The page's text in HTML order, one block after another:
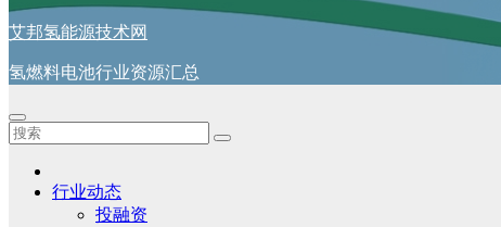
艾邦氢能源技术网
氢燃料电池行业资源汇总
行业动态
投融资